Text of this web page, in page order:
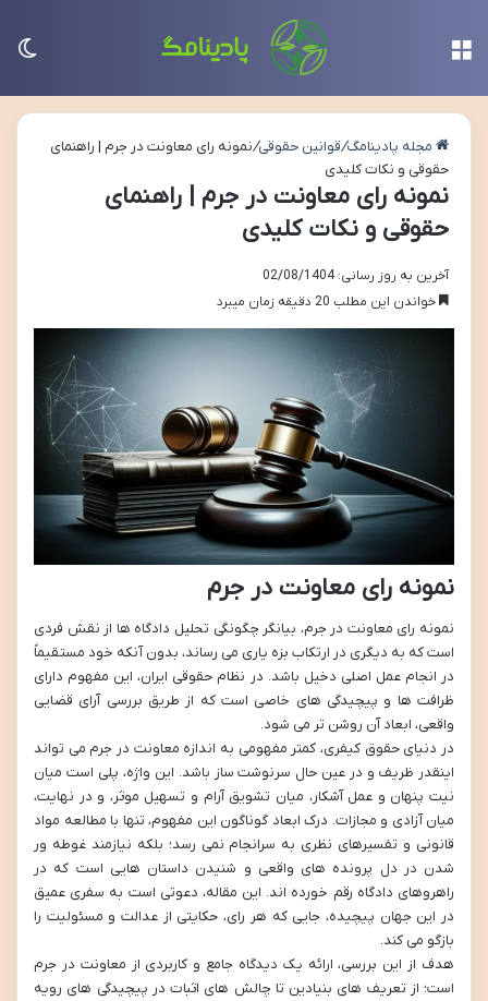
مجله پادینامگ/قوانین حقوقی/نمونه رای معاونت در جرم | راهنمای
حقوقی و نکات کلیدی
نمونه رای معاونت در جرم | راهنمای
حقوقی و نکات کلیدی
آخرین به روز رسانی: 02/08/1404
خواندن این مطلب 20 دقیقه زمان میبرد
نمونه رای معاونت در جرم
نمونه رای معاونت در جرم، بیانگر چگونگی تحلیل دادگاه ها از نقش فردی
است که به دیگری در ارتکاب بزه یاری می رساند، بدون آنکه خود مستقیماً
در انجام عمل اصلی دخیل باشد. در نظام حقوقی ایران، این مفهوم دارای
ظرافت ها و پیچیدگی های خاصی است که از طریق بررسی آرای قضایی
واقعی، ابعاد آن روشن تر می شود.
در دنیای حقوق کیفری، کمتر مفهومی به اندازه معاونت در جرم می تواند
اینقدر ظریف و در عین حال سرنوشت ساز باشد. این واژه، پلی است میان
نیت پنهان و عمل آشکار، میان تشویق آرام و تسهیل موثر، و در نهایت،
میان آزادی و مجازات. درک ابعاد گوناگون این مفهوم، تنها با مطالعه مواد
قانونی و تفسیرهای نظری به سرانجام نمی رسد؛ بلکه نیازمند غوطه ور
شدن در دل پرونده های واقعی و شنیدن داستان هایی است که در
راهروهای دادگاه رقم خورده اند. این مقاله، دعوتی است به سفری عمیق
در این جهان پیچیده، جایی که هر رای، حکایتی از عدالت و مسئولیت را
بازگو می کند.
هدف از این بررسی، ارائه یک دیدگاه جامع و کاربردی از معاونت در جرم
است؛ از تعریف های بنیادین تا چالش های اثبات در پیچیدگی های رویه